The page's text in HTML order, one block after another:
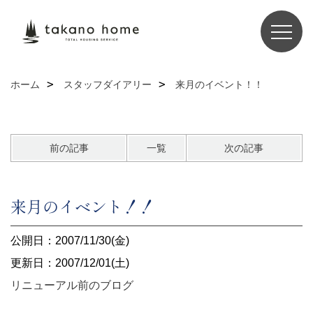
ホーム スタッフダイアリー 来月のイベント！！
前の記事 一覧 次の記事
来月のイベント！！
公開日：2007/11/30(金)
更新日：2007/12/01(土)
リニューアル前のブログ